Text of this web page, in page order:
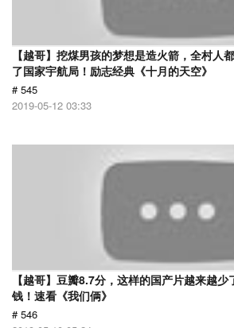
【越哥】挖煤男孩的梦想是造火箭，全村人
了国家宇航局！励志经典《十月的天空》
# 545
2019-05-12 03:33
【越哥】豆瓣8.7分，这样的国产片越来越
钱！速看《我们俩》
# 546